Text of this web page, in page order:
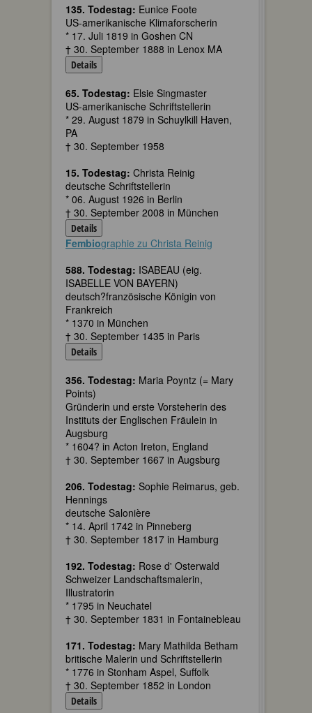
135. Todestag: Eunice Foote
US-amerikanische Klimaforscherin
* 17. Juli 1819 in Goshen CN
† 30. September 1888 in Lenox MA
Details
65. Todestag: Elsie Singmaster
US-amerikanische Schriftstellerin
* 29. August 1879 in Schuylkill Haven,
PA
† 30. September 1958
15. Todestag: Christa Reinig
deutsche Schriftstellerin
* 06. August 1926 in Berlin
† 30. September 2008 in München
Details
Fembiographie zu Christa Reinig
588. Todestag: ISABEAU (eig.
ISABELLE VON BAYERN)
deutsch?französische Königin von
Frankreich
* 1370 in München
† 30. September 1435 in Paris
Details
356. Todestag: Maria Poyntz (= Mary
Points)
Gründerin und erste Vorsteherin des
Instituts der Englischen Fräulein in
Augsburg
* 1604? in Acton Ireton, England
† 30. September 1667 in Augsburg
206. Todestag: Sophie Reimarus, geb.
Hennings
deutsche Salonière
* 14. April 1742 in Pinneberg
† 30. September 1817 in Hamburg
192. Todestag: Rose d' Osterwald
Schweizer Landschaftsmalerin,
Illustratorin
* 1795 in Neuchatel
† 30. September 1831 in Fontainebleau
171. Todestag: Mary Mathilda Betham
britische Malerin und Schriftstellerin
* 1776 in Stonham Aspel, Suffolk
† 30. September 1852 in London
Details